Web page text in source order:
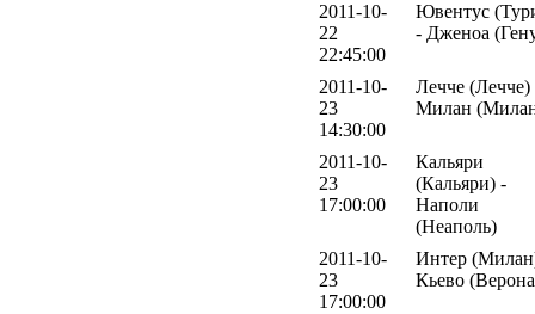
2011-10-
22
22:45:00
Ювентус
- Дженоа
2011-10-
23
14:30:00
Лечче (Лечче)
Милан
2011-10-
23
17:00:00
Кальяри
(Кальяри) -
Наполи
(Неаполь)
2011-10-
23
17:00:00
Интер
Кьево